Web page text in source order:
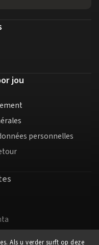
Als u verder surft op deze
jou
personnelles